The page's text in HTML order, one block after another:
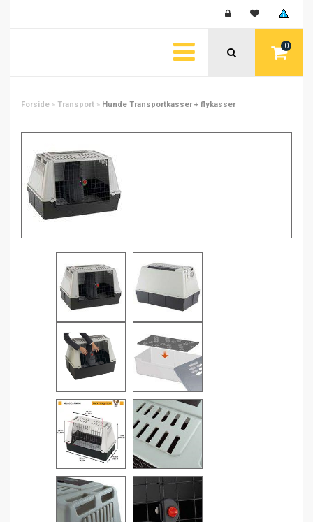
0
Forside » Transport » Hunde Transportkasser + flykasser